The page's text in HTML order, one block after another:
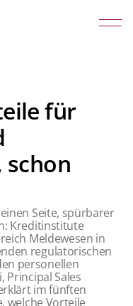
für
schon
Seite, spürbarer
Kreditinstitute
Meldewesen in
regulatorischen
personellen
Principal Sales
im fünften
welche Vorteile